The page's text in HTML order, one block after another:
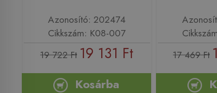
Azonosító: 202474
Cikkszám: K08-007
19 722 Ft 19 131 Ft
Kosárba
17 469 Ft